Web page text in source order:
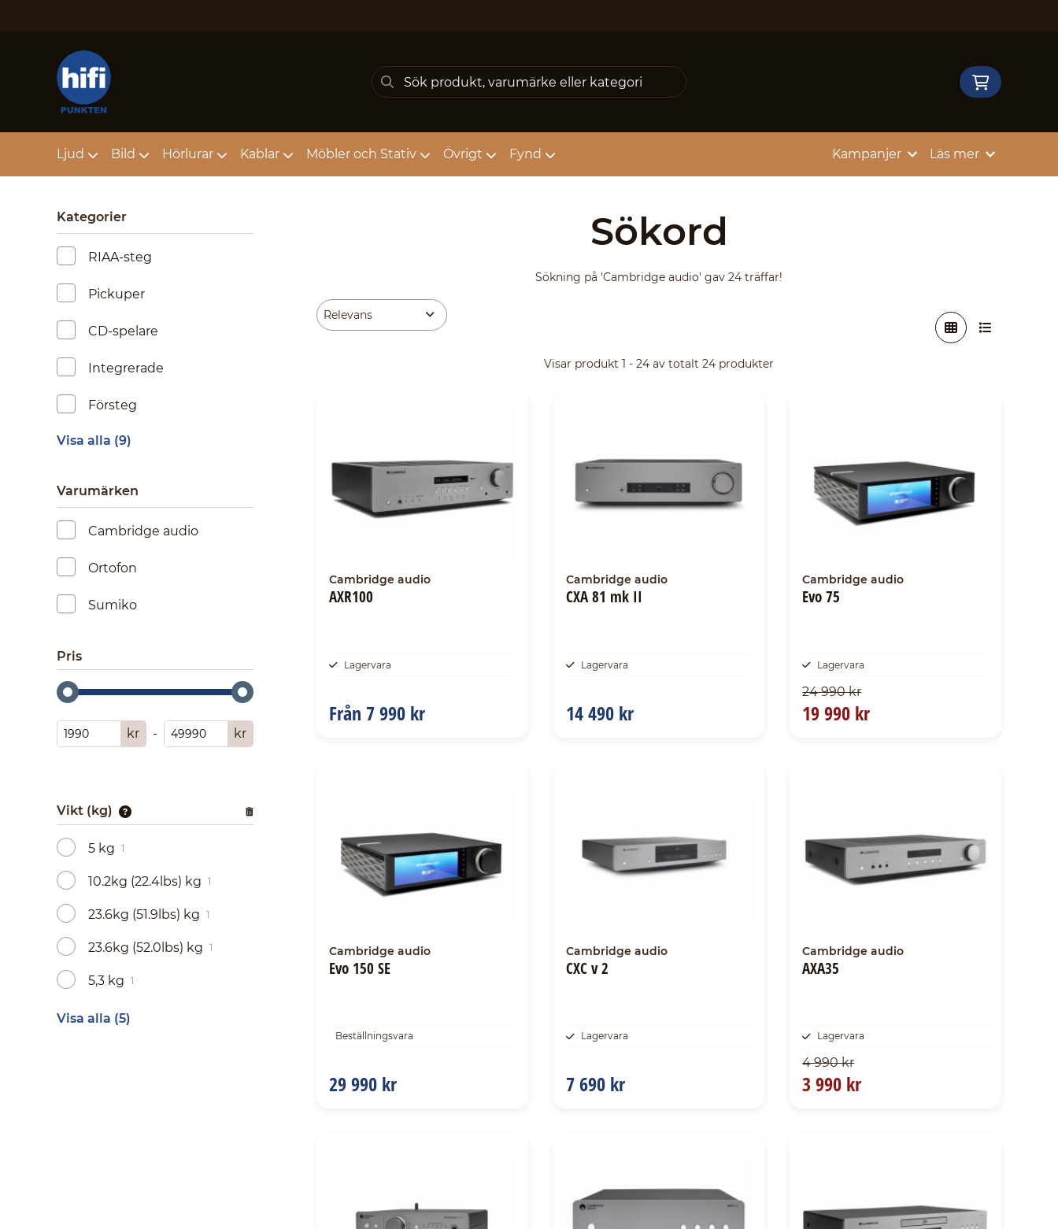
Ljud Bild Hörlurar Kablar Möbler och Stativ Övrigt Fynd Kampanjer Läs mer
Kategorier
RIAA-steg
Pickuper
CD-spelare
Integrerade
Försteg
Visa alla (9)
Varumärken
Cambridge audio
Ortofon
Sumiko
Pris
kr - kr
Vikt (kg)
5 kg 1
10.2kg (22.4lbs) kg 1
23.6kg (51.9lbs) kg 1
23.6kg (52.0lbs) kg 1
5,3 kg 1
Visa alla (5)
Sökord
Sökning på 'Cambridge audio' gav 24 träffar!
Visar produkt 1 - 24 av totalt 24 produkter
Cambridge audio
AXR100
Lagervara
Från 7 990 kr
Cambridge audio
CXA 81 mk II
Lagervara
14 490 kr
Cambridge audio
Evo 75
Lagervara
24 990 kr
19 990 kr
Cambridge audio
Evo 150 SE
Beställningsvara
29 990 kr
Cambridge audio
CXC v 2
Lagervara
7 690 kr
Cambridge audio
AXA35
Lagervara
4 990 kr
3 990 kr